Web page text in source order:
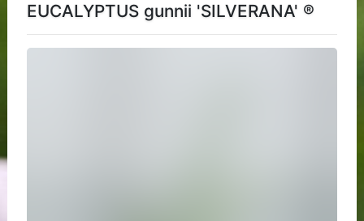
EUCALYPTUS gunnii 'SILVERANA' ®